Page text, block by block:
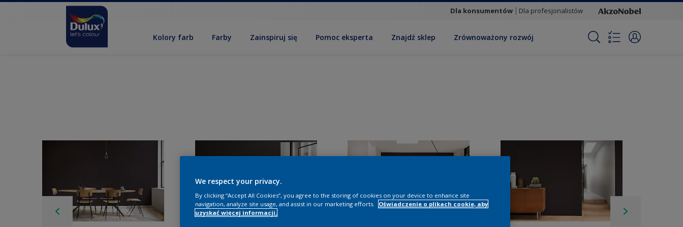
Dla konsumentów Dla profesjonalistów
Kolory farb Farby Zainspiruj się Pomoc eksperta Znajdź sklep Zrównoważony rozwój
We respect your privacy.
By clicking “Accept All Cookies”, you agree to the storing of cookies on your device to enhance site
navigation, analyze site usage, and assist in our marketing efforts.
Oświadczenie o plikach cookie, aby
uzyskać więcej informacji.